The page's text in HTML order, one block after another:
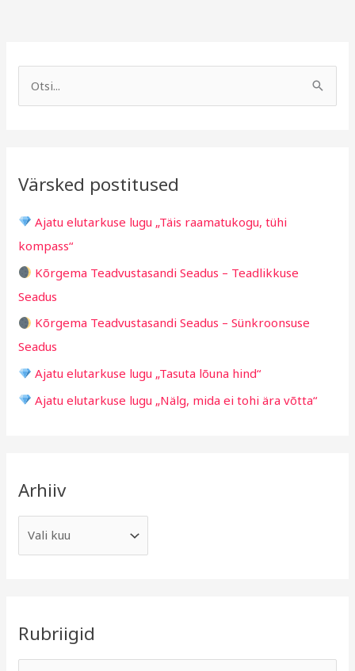
c
o
r
:
Värsked postitused
Ajatu elutarkuse lugu „Täis raamatukogu, tühi
kompass“
Kõrgema Teadvustasandi Seadus – Teadlikkuse
Seadus
Kõrgema Teadvustasandi Seadus – Sünkroonsuse
Seadus
Ajatu elutarkuse lugu „Tasuta lõuna hind“
Ajatu elutarkuse lugu „Nälg, mida ei tohi ära võtta“
Arhiiv
Rubriigid
g
i
d